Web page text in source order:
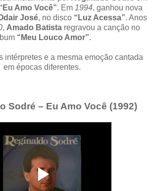
Amo Você”. Em 1994, ganhou nova
José, no disco “Luz Acessa”. Anos
, Amado Batista regravou a canção no
“Meu Louco Amor”.
intérpretes e a mesma emoção cantada
em épocas diferentes.
Sodré – Eu Amo Você (1992)